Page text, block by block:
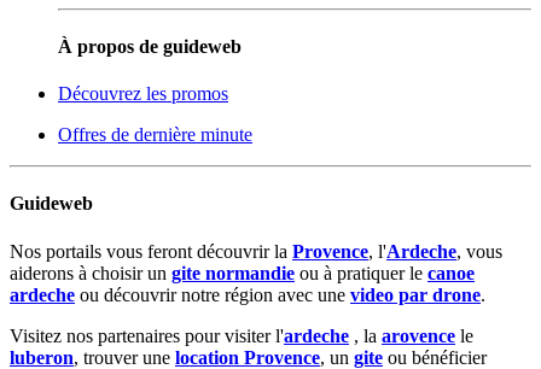
À propos de guideweb
Découvrez les promos
Offres de dernière minute
Guideweb
Nos portails vous feront découvrir la Provence, l'Ardeche, vous
aiderons à choisir un gite normandie ou à pratiquer le canoe
ardeche ou découvrir notre région avec une video par drone.
Visitez nos partenaires pour visiter l'ardeche , la arovence le
luberon, trouver une location Provence, un gite ou bénéficier